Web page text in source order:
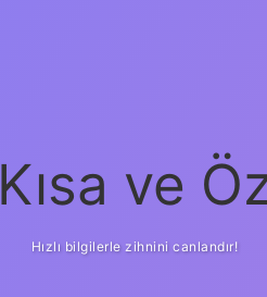
Kısa ve
Hızlı bilgilerle zihnini canlandır!